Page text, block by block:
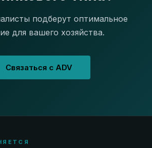
подберут оптимальное
для вашего хозяйства.
Связаться с ADV